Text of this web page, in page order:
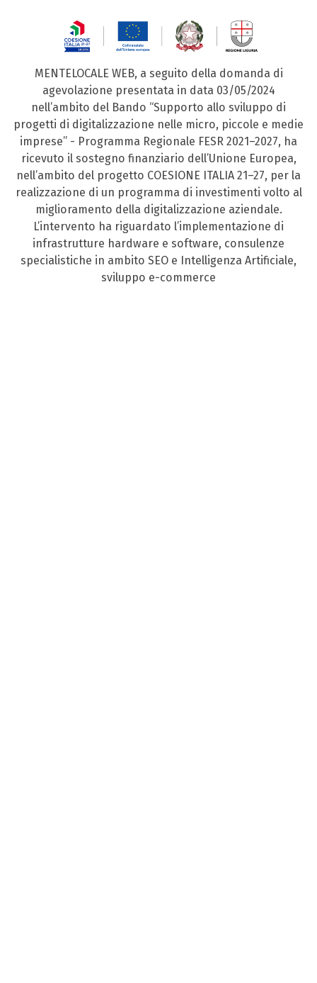
MENTELOCALE WEB, a seguito della domanda di
agevolazione presentata in data 03/05/2024
nell’ambito del Bando “Supporto allo sviluppo di
progetti di digitalizzazione nelle micro, piccole e medie
imprese” - Programma Regionale FESR 2021–2027, ha
ricevuto il sostegno finanziario dell’Unione Europea,
nell’ambito del progetto COESIONE ITALIA 21–27, per la
realizzazione di un programma di investimenti volto al
miglioramento della digitalizzazione aziendale.
L’intervento ha riguardato l’implementazione di
infrastrutture hardware e software, consulenze
specialistiche in ambito SEO e Intelligenza Artificiale,
sviluppo e-commerce